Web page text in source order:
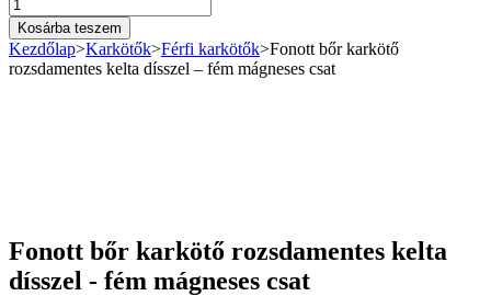
bőr
karkötő
rozsdamentes
kelta
Kosárba teszem
Kezdőlap>Karkötők>Férfi karkötők>Fonott bőr karkötő
rozsdamentes kelta dísszel – fém mágneses csat
Fonott bőr karkötő rozsdamentes kelta
dísszel - fém mágneses csat